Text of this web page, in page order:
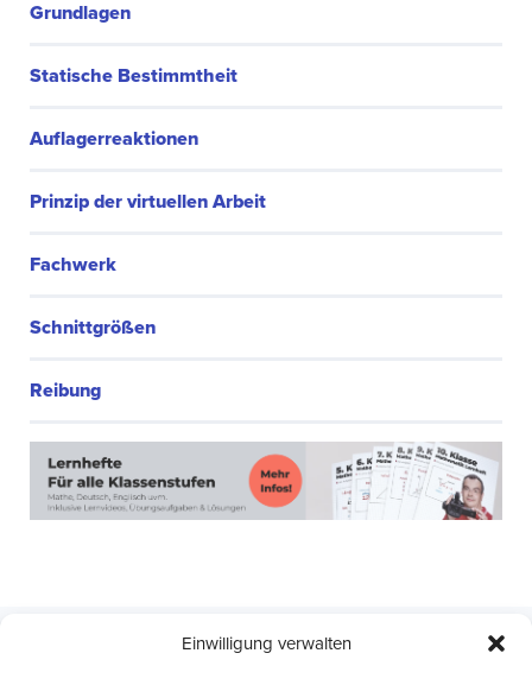
Einwilligung verwalten
Grundlagen
Statische Bestimmtheit
Auflagerreaktionen
Prinzip der virtuellen Arbeit
Fachwerk
Schnittgrößen
Reibung